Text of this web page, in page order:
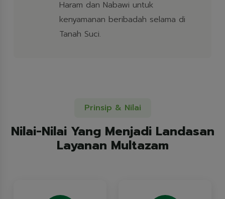
Haram dan Nabawi untuk
kenyamanan beribadah selama di
Tanah Suci.
Prinsip & Nilai
Nilai-Nilai Yang Menjadi Landasan
Layanan Multazam